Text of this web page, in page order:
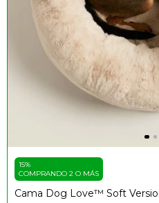
15%
COMPRANDO 2 O MÁS
Cama Dog Love™️ Soft